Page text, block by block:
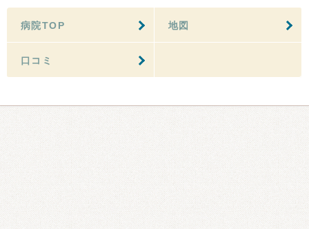
病院TOP 地図
口コミ